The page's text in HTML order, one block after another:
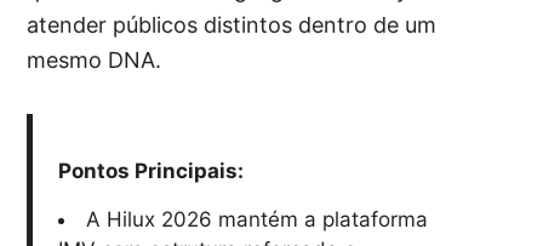
atender públicos distintos dentro de um
mesmo DNA.
Pontos Principais:
A Hilux 2026 mantém a plataforma